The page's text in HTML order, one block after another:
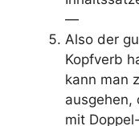
—
Also der
Kopfverb
kann man
ausgehen,
mit